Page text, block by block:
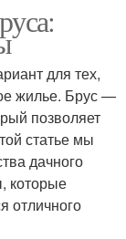
для тех,
жилье. Брус —
позволяет
статье мы
дачного
которые
отличного